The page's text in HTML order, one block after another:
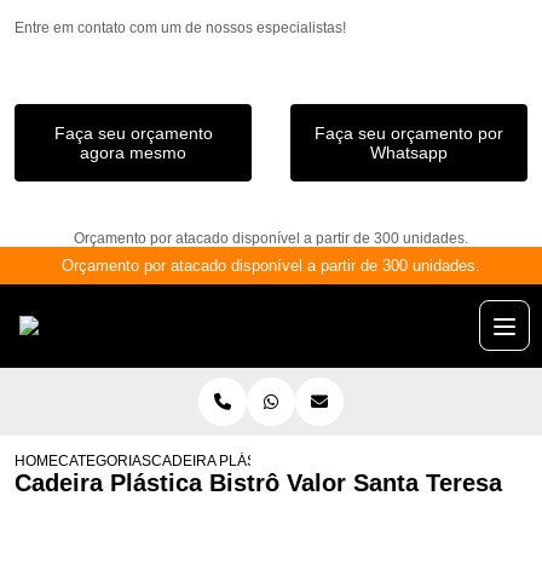
Entre em contato com um de nossos especialistas!
Faça seu orçamento
agora mesmo
Faça seu orçamento por
Whatsapp
Orçamento por atacado disponível a partir de 300 unidades.
Orçamento por atacado disponível a partir de 300 unidades.
HOMECATEGORIASCADEIRA PLÁSTICA BISTRÔ VALOR SANTA TERESA
Cadeira Plástica Bistrô Valor Santa Teresa